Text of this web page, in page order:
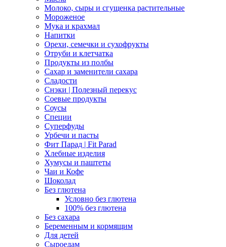
Молоко, сыры и сгущенка растительные
Мороженое
Мука и крахмал
Напитки
Орехи, семечки и сухофрукты
Отруби и клетчатка
Продукты из полбы
Сахар и заменители сахара
Сладости
Снэки | Полезный перекус
Соевые продукты
Соусы
Специи
Суперфуды
Урбечи и пасты
Фит Парад | Fit Parad
Хлебные изделия
Хумусы и паштеты
Чаи и Кофе
Шоколад
Без глютена
Условно без глютена
100% без глютена
Без сахара
Беременным и кормящим
Для детей
Сыроедам